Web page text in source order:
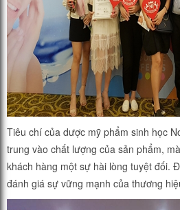
Tiêu chí của dược mỹ phẩm sinh học
trung vào chất lượng của sản phẩm,
khách hàng một sự hài lòng tuyệt đối.
đánh giá sự vững mạnh của thương